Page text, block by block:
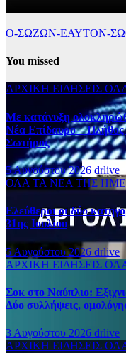
Ο-ΣΩΖΩΝ-ΕΑΥΤΟΝ-
You missed
ΑΡΧΙΚΗ ΕΙΔΗΣΕΙΣ
Με κατάνυξη
Νέα Επίδαυρο –
Σωτήρος
5 Αυγούστου 2026 drlive
ΟΛΑ ΤΑ ΝΕΑ ΤΗΣ
Ελεύθεροι οι δύο
31ης Ιουλίου
5 Αυγούστου 2026 drlive
ΑΡΧΙΚΗ ΕΙΔΗΣΕΙΣ
Σοκ στο Ναύπλιο:
Δύο συλλήψεις,
3 Αυγούστου 2026 drlive
ΑΡΧΙΚΗ ΕΙΔΗΣΕΙΣ